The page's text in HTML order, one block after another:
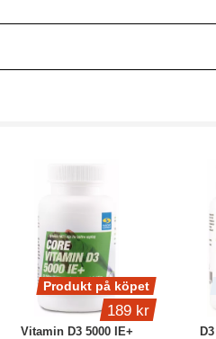
Vitamin D3 5000 IE+
Produkt på köpet
189 kr